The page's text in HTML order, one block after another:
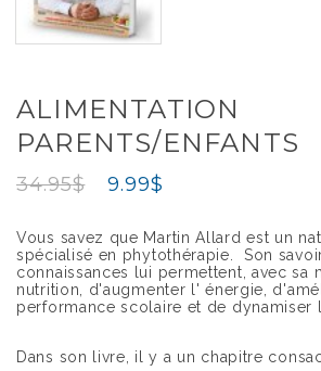
ALIMENTATION
PARENTS/ENFANTS
34.95$ 9.99$
Vous savez que Martin Allard est un
spécialisé en phytothérapie. Son
connaissances lui permettent, avec sa
nutrition, d'augmenter l' énergie,
performance scolaire et de dynamiser
Dans son livre, il y a un chapitre